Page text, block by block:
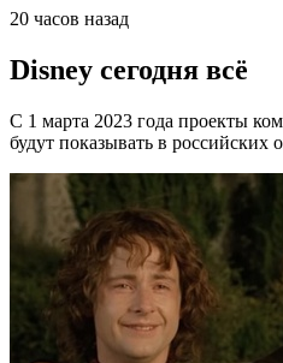
20 часов назад
Disney сегодня всё⁠
С 1 марта 2023 года проекты
будут показывать в российских